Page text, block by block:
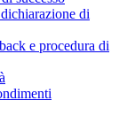
di
e procedura di